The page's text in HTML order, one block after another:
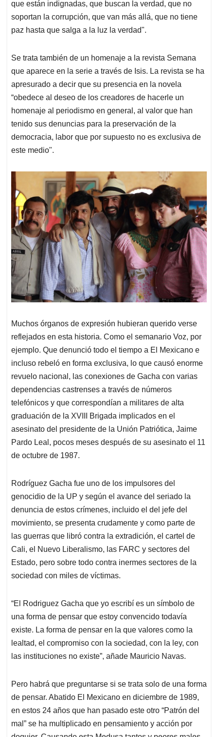
que están indignadas, que buscan la verdad, que no
soportan la corrupción, que van más allá, que no tiene
paz hasta que salga a la luz la verdad".
Se trata también de un homenaje a la revista Semana
que aparece en la serie a través de Isis. La revista se ha
apresurado a decir que su presencia en la novela
“obedece al deseo de los creadores de hacerle un
homenaje al periodismo en general, al valor que han
tenido sus denuncias para la preservación de la
democracia, labor que por supuesto no es exclusiva de
este medio".
Muchos órganos de expresión hubieran querido verse
reflejados en esta historia. Como el semanario Voz, por
ejemplo. Que denunció todo el tiempo a El Mexicano e
incluso rebeló en forma exclusiva, lo que causó enorme
revuelo nacional, las conexiones de Gacha con varias
dependencias castrenses a través de números
telefónicos y que correspondían a militares de alta
graduación de la XVIII Brigada implicados en el
asesinato del presidente de la Unión Patriótica, Jaime
Pardo Leal, pocos meses después de su asesinato el 11
de octubre de 1987.
Rodríguez Gacha fue uno de los impulsores del
genocidio de la UP y según el avance del seriado la
denuncia de estos crímenes, incluido el del jefe del
movimiento, se presenta crudamente y como parte de
las guerras que libró contra la extradición, el cartel de
Cali, el Nuevo Liberalismo, las FARC y sectores del
Estado, pero sobre todo contra inermes sectores de la
sociedad con miles de víctimas.
“El Rodriguez Gacha que yo escribí es un símbolo de
una forma de pensar que estoy convencido todavía
existe. La forma de pensar en la que valores como la
lealtad, el compromiso con la sociedad, con la ley, con
las instituciones no existe”, añade Mauricio Navas.
Pero habrá que preguntarse si se trata solo de una forma
de pensar. Abatido El Mexicano en diciembre de 1989,
en estos 24 años que han pasado este otro “Patrón del
mal” se ha multiplicado en pensamiento y acción por